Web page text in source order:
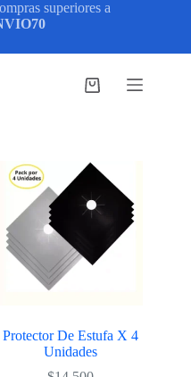
superiores a
Carro
Protector De Estufa X 4
Unidades